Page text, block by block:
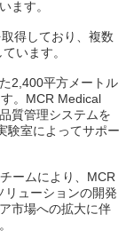
ます。
得しており、複数
います。
2,400平方メートル
。MCR Medical
質管理システムを
験室によってサポー
ームにより、MCR
リューションの開発
市場への拡大に伴